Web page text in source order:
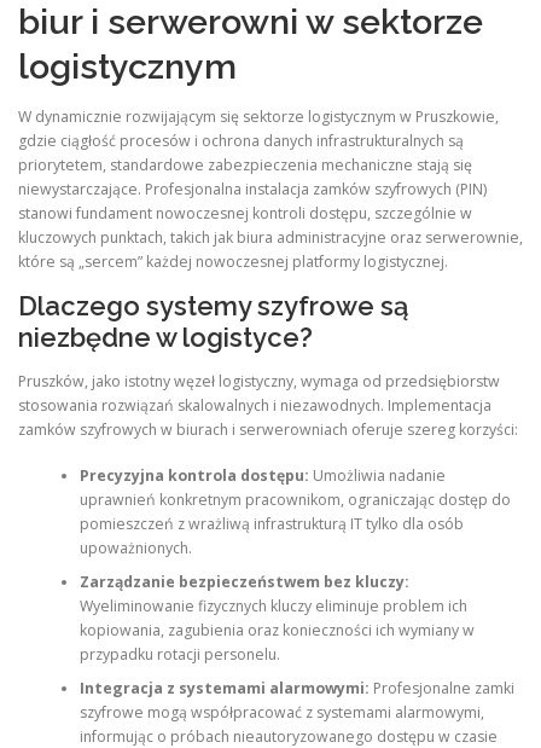
biur i serwerowni w sektorze
logistycznym
W dynamicznie rozwijającym się sektorze logistycznym w Pruszkowie,
gdzie ciągłość procesów i ochrona danych infrastrukturalnych są
priorytetem, standardowe zabezpieczenia mechaniczne stają się
niewystarczające. Profesjonalna instalacja zamków szyfrowych (PIN)
stanowi fundament nowoczesnej kontroli dostępu, szczególnie w
kluczowych punktach, takich jak biura administracyjne oraz serwerownie,
które są „sercem” każdej nowoczesnej platformy logistycznej.
Dlaczego systemy szyfrowe są
niezbędne w logistyce?
Pruszków, jako istotny węzeł logistyczny, wymaga od przedsiębiorstw
stosowania rozwiązań skalowalnych i niezawodnych. Implementacja
zamków szyfrowych w biurach i serwerowniach oferuje szereg korzyści:
Precyzyjna kontrola dostępu: Umożliwia nadanie
uprawnień konkretnym pracownikom, ograniczając dostęp do
pomieszczeń z wrażliwą infrastrukturą IT tylko dla osób
upoważnionych.
Zarządzanie bezpieczeństwem bez kluczy:
Wyeliminowanie fizycznych kluczy eliminuje problem ich
kopiowania, zagubienia oraz konieczności ich wymiany w
przypadku rotacji personelu.
Integracja z systemami alarmowymi: Profesjonalne zamki
szyfrowe mogą współpracować z systemami alarmowymi,
informując o próbach nieautoryzowanego dostępu w czasie